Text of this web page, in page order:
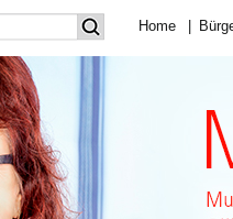
Home